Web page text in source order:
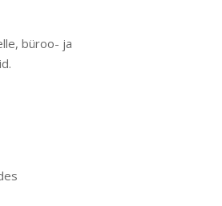
büroo- ja